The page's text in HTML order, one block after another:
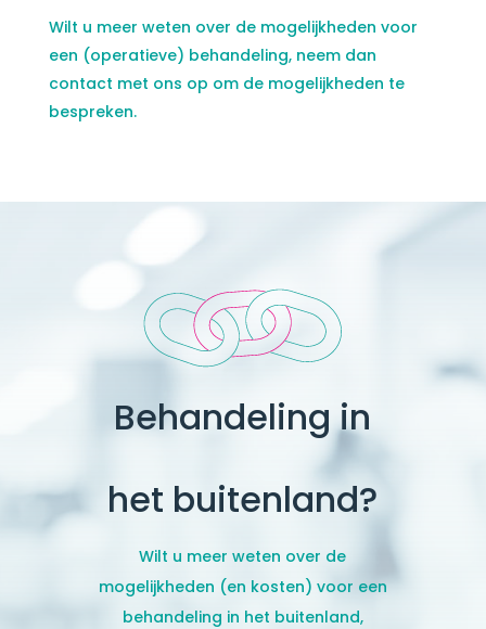
Wilt u meer weten over de mogelijkheden voor
een (operatieve) behandeling, neem dan
contact met ons op om de mogelijkheden te
bespreken.
Behandeling in
het buitenland?
Wilt u meer weten over de
mogelijkheden (en kosten) voor een
behandeling in het buitenland,